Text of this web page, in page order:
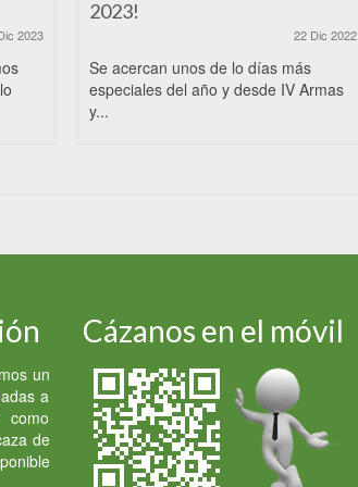
2023
2023!
22 Dic 2022
Se acercan unos de lo días más
especiales del año y desde IV Armas
y...
un
a
de
Cázanos en el móvil